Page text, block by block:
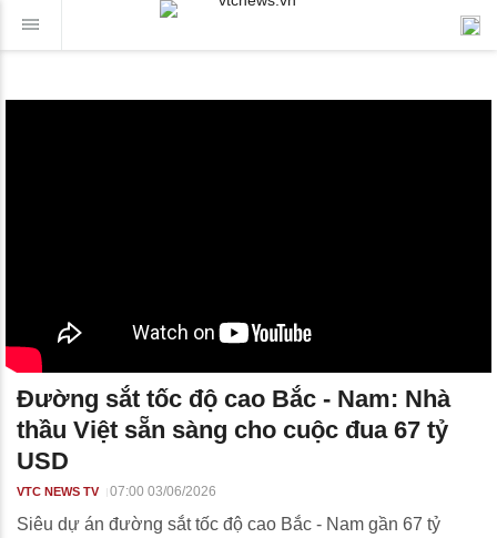
Đường sắt tốc độ cao Bắc - Nam: Nhà
thầu Việt sẵn sàng cho cuộc đua 67 tỷ
USD
VTC NEWS TV 07:00 03/06/2026
Siêu dự án đường sắt tốc độ cao Bắc - Nam gần 67 tỷ